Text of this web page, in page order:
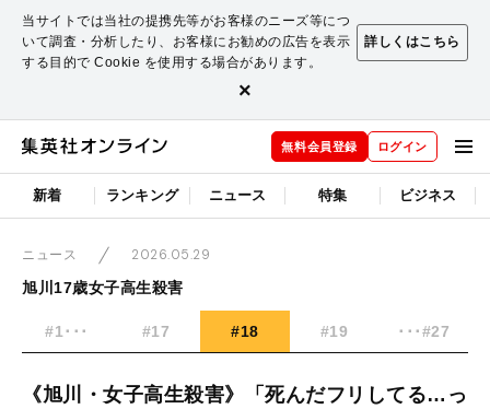
当サイトでは当社の提携先等がお客様のニーズ等につ
いて調査・分析したり、お客様にお勧めの広告を表示
する目的で Cookie を使用する場合があります。
詳しくはこちら
×
無料会員登録 ログイン
新着 ランキング ニュース 特集 ビジネス
ニュース
2026.05.29
旭川17歳女子高生殺害
#1･･･ #17 #18 #19 ･･･#27
《旭川・女子高生殺害》「死んだフリしてる…っ